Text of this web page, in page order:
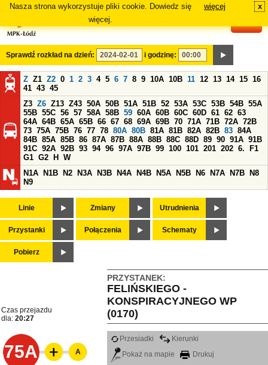
Nasza strona wykorzystuje pliki cookie. Dowiedz się
więcej.
więcej x
Sprawdź rozkład na dzień: i godzinę:
Z Z1 Z2 0 1 2 3 4 5 6 7 8 9 10A 10B 11 12 13 14 15 16
41 43 45
Z3 Z6 Z13 Z43 50A 50B 51A 51B 52 53A 53C 53B 54B 55A
55B 55C 56 57 58A 58B 59 60A 60B 60C 60D 61 62 63
64A 64B 65A 65B 66 67 68 69A 69B 70 71A 71B 72A 72B
73 75A 75B 76 77 78 80A 80B 81A 81B 82A 82B 83 84A
84B 85A 85B 86 87A 87B 88A 88B 88C 88D 89 90 91A 91B
91C 92A 92B 93 94 96 97A 97B 99 100 101 201 202 6.
F1
G1 G2 H
W
N1A
N1B N2 N3A N3B N4A N4B N5A N5B N6 N7A N7B
N8
N9
Linie Zmiany Utrudnienia
Przystanki Połączenia Schematy
Pobierz
PRZYSTANEK:
FELIŃSKIEGO -
KONSPIRACYJNEGO WP
(0170)
Czas przejazdu
dla: 20:27
75A
Przesiadki
Kierunki
Pokaż na mapie
Drukuj
A